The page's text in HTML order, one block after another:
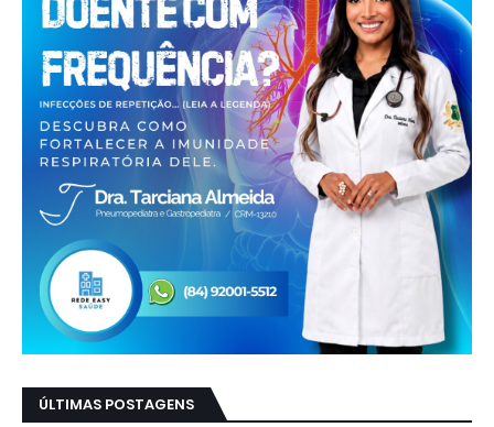
ÚLTIMAS POSTAGENS